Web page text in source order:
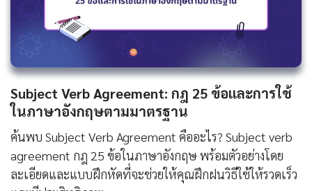
Subject Verb Agreement: กฎ 25 ข้อและการใช้
ในภาษาอังกฤษตามมาตรฐาน
ค้นพบ Subject Verb Agreement คืออะไร? Subject verb
agreement กฎ 25 ข้อในภาษาอังกฤษ พร้อมตัวอย่างโดย
ละเอียดและแบบฝึกหัดที่จะช่วยให้คุณฝึกฝนวิธีใช้ให้รวดเร็ว